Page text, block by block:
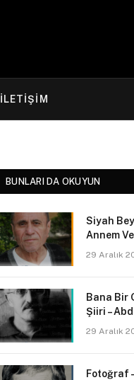
İLETIŞIM
BUNLARI DA OKUYUN
Siyah
Annem
29 Aralık
Bana Bir
Şiiri –
29 Aralık
Fotoğraf